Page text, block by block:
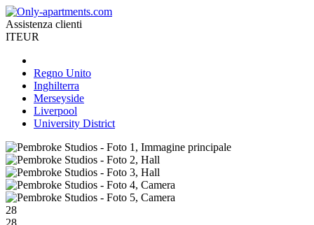
Assistenza clienti
ITEUR
Regno Unito
Inghilterra
Merseyside
Liverpool
University District
28
28